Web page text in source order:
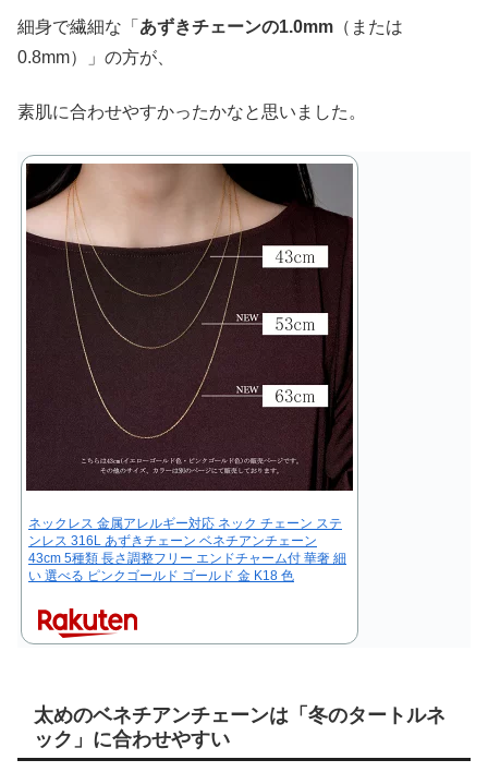
細身で繊細な「 あずきチェーンの1.0mm （または
0.8mm）」の方が、
素肌に合わせやすかったかなと思いました。
ネックレス 金属アレルギー対応 ネック チェーン ステ
ンレス 316L あずきチェーン ベネチアンチェーン
43cm 5種類 長さ調整フリー エンドチャーム付 華奢 細
い 選べる ピンクゴールド ゴールド 金 K18 色
太めのベネチアンチェーンは「冬のタートルネ
ック」に合わせやすい